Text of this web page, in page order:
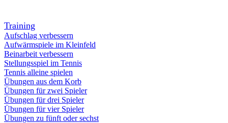
Training
Aufschlag verbessern
Aufwärmspiele im Kleinfeld
Beinarbeit verbessern
Stellungsspiel im Tennis
Tennis alleine spielen
Übungen aus dem Korb
Übungen für zwei Spieler
Übungen für drei Spieler
Übungen für vier Spieler
Übungen zu fünft oder sechst